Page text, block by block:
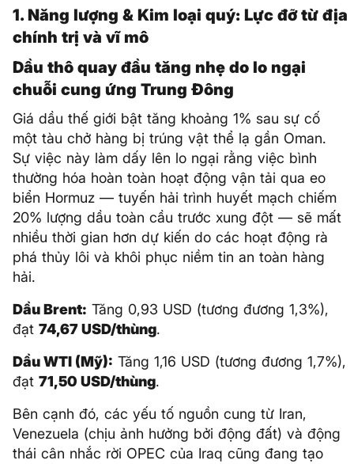
1. Năng lượng & Kim loại quý: Lực đỡ từ địa
chính trị và vĩ mô
Dầu thô quay đầu tăng nhẹ do lo ngại
chuỗi cung ứng Trung Đông
Giá dầu thế giới bật tăng khoảng 1% sau sự cố
một tàu chở hàng bị trúng vật thể lạ gần Oman.
Sự việc này làm dấy lên lo ngại rằng việc bình
thường hóa hoàn toàn hoạt động vận tải qua eo
biển Hormuz — tuyến hải trình huyết mạch chiếm
20% lượng dầu toàn cầu trước xung đột — sẽ mất
nhiều thời gian hơn dự kiến do các hoạt động rà
phá thủy lôi và khôi phục niềm tin an toàn hàng
hải.
Dầu Brent: Tăng 0,93 USD (tương đương 1,3%),
đạt 74,67 USD/thùng.
Dầu WTI (Mỹ): Tăng 1,16 USD (tương đương 1,7%),
đạt 71,50 USD/thùng.
Bên cạnh đó, các yếu tố nguồn cung từ Iran,
Venezuela (chịu ảnh hưởng bởi động đất) và động
thái cân nhắc rời OPEC của Iraq cũng đang tạo